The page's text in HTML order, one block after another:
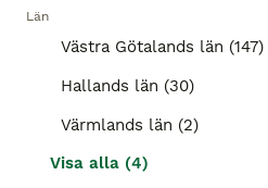
Län
Västra Götalands län (147)
Hallands län (30)
Värmlands län (2)
Visa alla (4)
Kön Ålder